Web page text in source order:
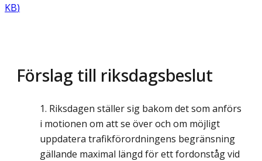
KB)
Förslag till riksdagsbeslut
Riksdagen ställer sig bakom det som anförs
i motionen om att se över och om möjligt
uppdatera trafikförordningens begränsning
gällande maximal längd för ett fordonståg vid